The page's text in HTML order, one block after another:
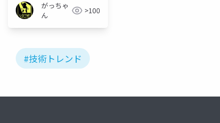
がっちゃ
ん
>100
#技術トレンド